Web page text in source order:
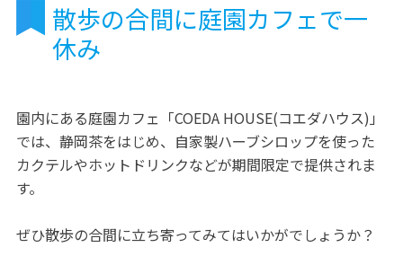
散歩の合間に庭園カフェで一
休み
園内にある庭園カフェ「COEDA HOUSE(コエダハウス)」
では、静岡茶をはじめ、自家製ハーブシロップを使った
カクテルやホットドリンクなどが期間限定で提供されま
す。
ぜひ散歩の合間に立ち寄ってみてはいかがでしょうか？